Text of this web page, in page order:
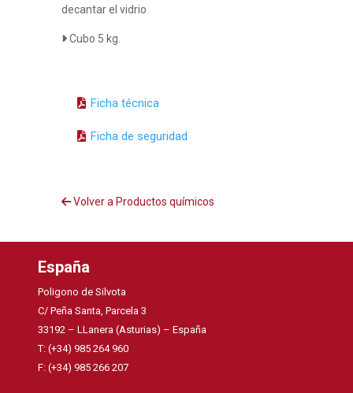
decantar el vidrio
Cubo 5 kg.
Ficha técnica
Ficha de seguridad
Volver a Productos químicos
España
Poligono de Silvota
C/ Peña Santa, Parcela 3
33192 – LLanera (Asturias) – España
T: (+34) 985 264 960
F: (+34) 985 266 207